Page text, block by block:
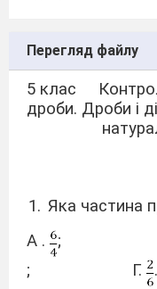
Перегляд файлу
5 клас
дроби. Дроби і
І
Яка частина
А .
;
; Г.
.